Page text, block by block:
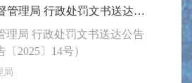
第十四师市场监督管理局 行政处罚文书送达公告（十四师市监罚送告〔2025〕14号）
理局 行政处罚文书送达公告
〔2025〕14号）
局